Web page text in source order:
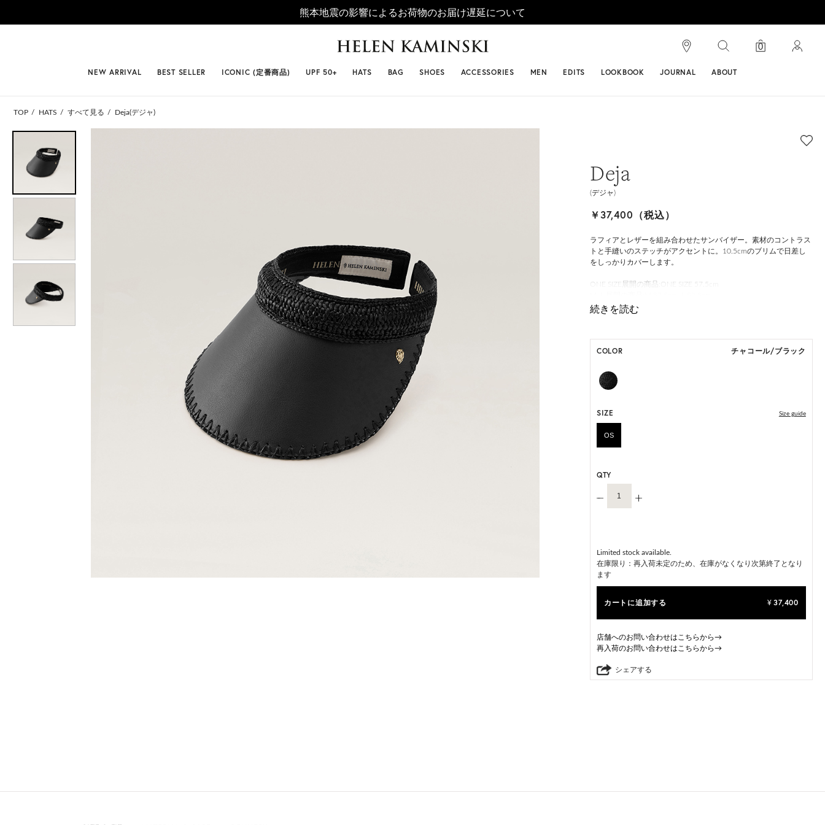
熊本地震の影響によるお荷物のお届け遅延について
#ビベット #キャップ #ビアンカ 0
NEW ARRIVAL BEST SELLER ICONIC (定番商品) UPF 50+ HATS BAG SHOES ACCESSORIES MEN EDITS LOOKBOOK JOURNAL ABOUT
TOP HATS すべて見る Deja(デジャ)
Deja
(デジャ)
￥37,400（税込）
ラフィアとレザーを組み合わせたサンバイザー。素材のコントラス
トと手縫いのステッチがアクセントに。10.5cmのブリムで日差し
をしっかりカバーします。
ONE SIZE展開の商品:ONE SIZE 57.5cm
HAT BOX に収納できない商品です。
COLOR チャコール/ブラック
SIZE Size guide
OS
QTY
Limited stock available.
在庫限り：再入荷未定のため、在庫がなくなり次第終了となり
ます
カートに追加する ¥ 37,400
店舗へのお問い合わせはこちらから→
再入荷のお問い合わせはこちらから→
シェアする